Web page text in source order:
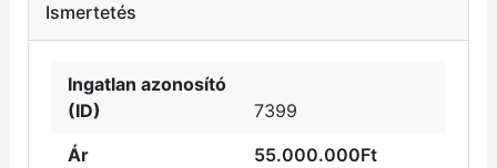
Ismertetés
Ingatlan azonosító
(ID)
7399
Ár
55.000.000Ft